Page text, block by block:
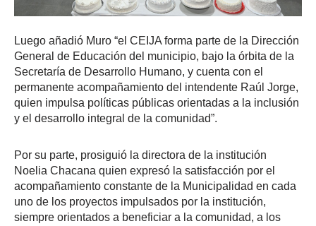
Luego añadió Muro “el CEIJA forma parte de la Dirección
General de Educación del municipio, bajo la órbita de la
Secretaría de Desarrollo Humano, y cuenta con el
permanente acompañamiento del intendente Raúl Jorge,
quien impulsa políticas públicas orientadas a la inclusión
y el desarrollo integral de la comunidad”.
Por su parte, prosiguió la directora de la institución
Noelia Chacana quien expresó la satisfacción por el
acompañamiento constante de la Municipalidad en cada
uno de los proyectos impulsados por la institución,
siempre orientados a beneficiar a la comunidad, a los